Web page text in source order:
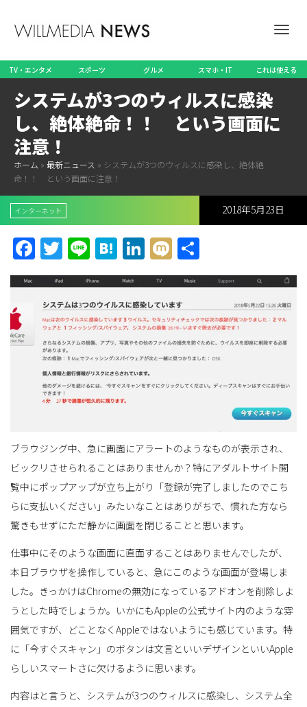
ン
り
替
TV・エンタメ スポーツ グルメ スマホ・IT これは使える
システムが3つのウィルスに感染
し、絶体絶命！！ という画面に
注意！
ホーム » 最新ニュース » システムが3つのウィルスに感染し、絶体絶
命！！ という画面に注意！
インターネット 2018年5月23日
Facebook
Twitter
LineHatena
LinkedIn
Mixi
有
ブラウジング中、急に画面にアラートのようなものが表示され、
ビックリさせられることはありませんか？特にアダルトサイト閲
覧中にポップアップが立ち上がり「登録が完了しましたのでこち
らに支払いください」みたいなことはありがちで、慣れた方なら
驚きもせずにただ静かに画面を閉じることと思います。
仕事中にそのような画面に直面することはありませんでしたが、
本日ブラウザを操作していると、急にこのような画面が登場しま
した。きっかけはChromeの無効になっているアドオンを削除しよ
うとした時でしょうか。いかにもAppleの公式サイト内のような雰
囲気ですが、どことなくAppleではないようにも感じています。特
に「今すぐスキャン」のボタンは文言といいデザインといいApple
らしいスマートさに欠けるように思います。
内容はと言うと、システムが3つのウィルスに感染し、システム全